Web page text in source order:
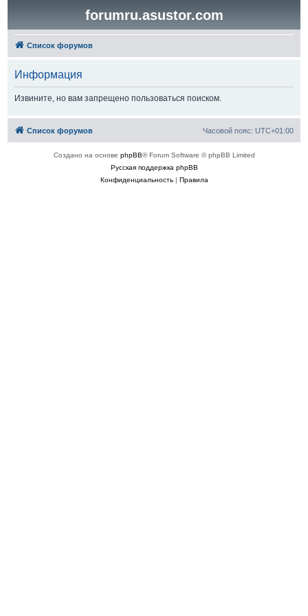
forumru.asustor.com
Список форумов
Информация
Извините, но вам запрещено пользоваться поиском.
Список форумов Часовой пояс: UTC+01:00
Создано на основе phpBB® Forum Software © phpBB Limited
Русская поддержка phpBB
Конфиденциальность| Правила